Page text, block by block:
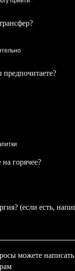
горячее?
(если есть,
можете написать